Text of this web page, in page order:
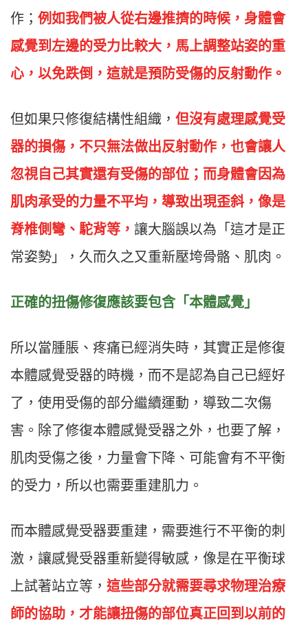
作； 例如我們被人從右邊推擠的時候，身體會
感覺到左邊的受力比較大，馬上調整站姿的重
心，以免跌倒，這就是預防受傷的反射動作。
但如果只修復結構性組織， 但沒有處理感覺受
器的損傷，不只無法做出反射動作，也會讓人
忽視自己其實還有受傷的部位；而身體會因為
肌肉承受的力量不平均，導致出現歪斜，像是
脊椎側彎、駝背等， 讓大腦誤以為「這才是正
常姿勢」，久而久之又重新壓垮骨骼、肌肉。
正確的扭傷修復應該要包含「本體感覺」
所以當腫脹、疼痛已經消失時，其實正是修復
本體感覺受器的時機，而不是認為自己已經好
了，使用受傷的部分繼續運動，導致二次傷
害。除了修復本體感覺受器之外，也要了解，
肌肉受傷之後，力量會下降、可能會有不平衡
的受力，所以也需要重建肌力。
而本體感覺受器要重建，需要進行不平衡的刺
激，讓感覺受器重新變得敏感，像是在平衡球
上試著站立等， 這些部分就需要尋求物理治療
師的協助，才能讓扭傷的部位真正回到以前的